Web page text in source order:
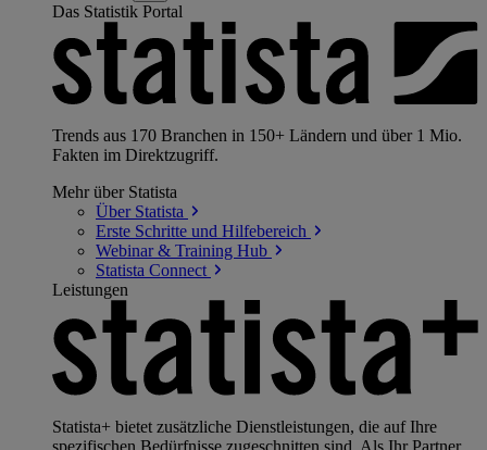
Das Statistik Portal
Trends aus 170 Branchen in 150+ Ländern und über 1 Mio.
Fakten im Direktzugriff.
Mehr über Statista
Über Statista
Erste Schritte und Hilfebereich
Webinar & Training Hub
Statista Connect
Leistungen
Statista+ bietet zusätzliche Dienstleistungen, die auf Ihre
spezifischen Bedürfnisse zugeschnitten sind. Als Ihr Partner